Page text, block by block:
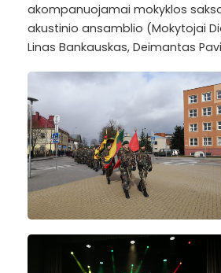
akompanuojamai mokyklos
akustinio ansamblio (Mokytojai
Linas Bankauskas, Deimantas